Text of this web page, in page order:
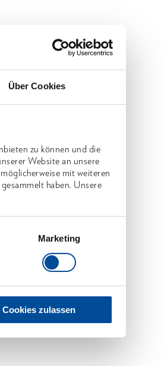
Über Cookies
zu können und die
Website an unsere
mit weiteren
haben. Unsere
Marketing
Cookies zulassen